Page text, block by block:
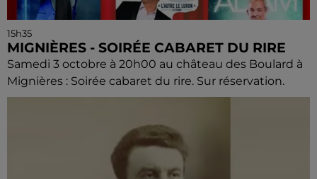
15h35
MIGNIÈRES - SOIRÉE CABARET DU RIRE
Samedi 3 octobre à 20h00 au château des Boulard à
Mignières : Soirée cabaret du rire. Sur réservation.